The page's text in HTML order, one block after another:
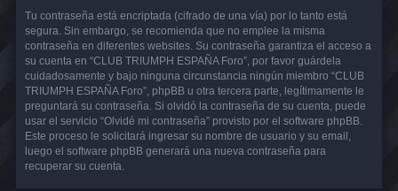
Tu contraseña está encriptada (cifrado de una vía) por lo tanto está
segura. Sin embargo, se recomienda que no emplee la misma
contraseña en diferentes websites. Su contraseña garantiza el acceso a
su cuenta en “CLUB TRIUMPH ESPAÑA Foro”, por favor guárdela
cuidadosamente y bajo ninguna circunstancia ningún miembro “CLUB
TRIUMPH ESPAÑA Foro”, phpBB u otra tercera parte, legítimamente le
preguntará su contraseña. Si olvidó la contraseña de su cuenta, puede
usar el servicio “Olvidé mi contraseña” provisto por el software phpBB.
Este proceso le solicitará ingresar su nombre de usuario y su email,
luego el software phpBB generará una nueva contraseña para
recuperar su cuenta.